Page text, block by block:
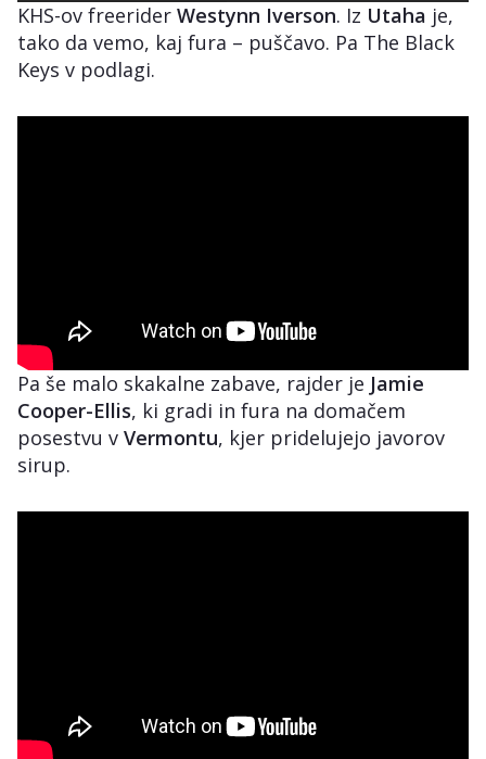
KHS-ov freerider Westynn Iverson. Iz Utaha je,
tako da vemo, kaj fura – puščavo. Pa The Black
Keys v podlagi.
Pa še malo skakalne zabave, rajder je Jamie
Cooper-Ellis, ki gradi in fura na domačem
posestvu v Vermontu, kjer pridelujejo javorov
sirup.